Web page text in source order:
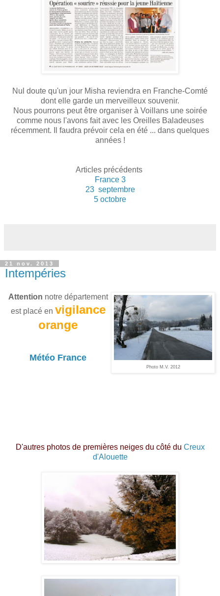
Nul doute qu'un jour Misha reviendra en Franche-Comté
dont elle garde un merveilleux souvenir.
Nous pourrons peut être organiser à Voillans une soirée
comme nous l'avons fait avec les Oreilles Baladeuses
récemment. Il faudra prévoir cela en été ... dans quelques
années !
Articles précédents
France 3
23 septembre
5 octobre
21 nov. 2013
Intempéries
Photo M.V. 2012
Attention notre département
est placé en vigilance
orange
Météo France
D'autres photos de premières neiges du côté du Creux
d'Alouette